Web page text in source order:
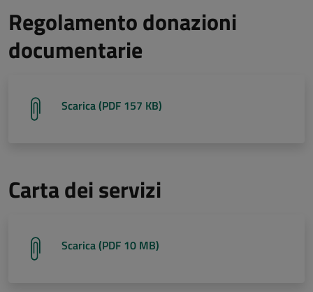
Regolamento donazioni
documentarie
Scarica (PDF 157 KB)
Carta dei servizi
Scarica (PDF 10 MB)